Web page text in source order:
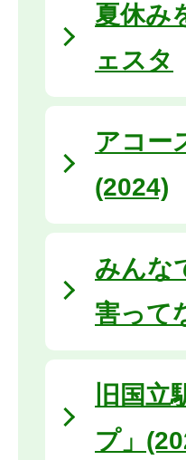
夏休み
ェスタ
アコー
(2024)
みんな
害って
旧国
プ」